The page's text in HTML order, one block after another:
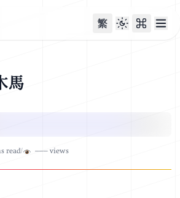
繁
馬
read/ –––views